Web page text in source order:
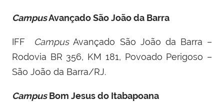
CampusAvançado São João da Barra
IFF ­ CampusAvançado São João da Barra –
Rodovia BR 356, KM 181, Povoado Perigoso –
São João da Barra/RJ.
CampusBom Jesus do Itabapoana